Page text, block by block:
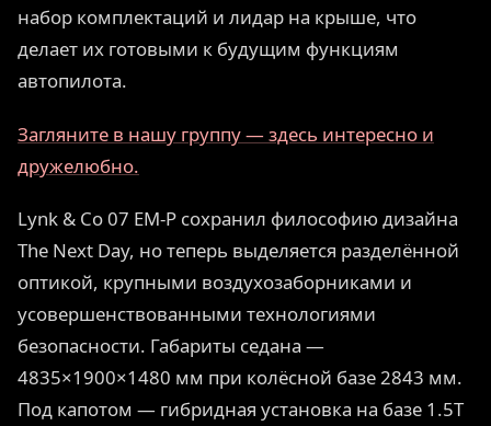
набор комплектаций и лидар на крыше, что
делает их готовыми к будущим функциям
автопилота.
Загляните в нашу группу — здесь интересно и
дружелюбно.
Lynk & Co 07 EM-P сохранил философию дизайна
The Next Day, но теперь выделяется разделённой
оптикой, крупными воздухозаборниками и
усовершенствованными технологиями
безопасности. Габариты седана —
4835×1900×1480 мм при колёсной базе 2843 мм.
Под капотом — гибридная установка на базе 1.5T